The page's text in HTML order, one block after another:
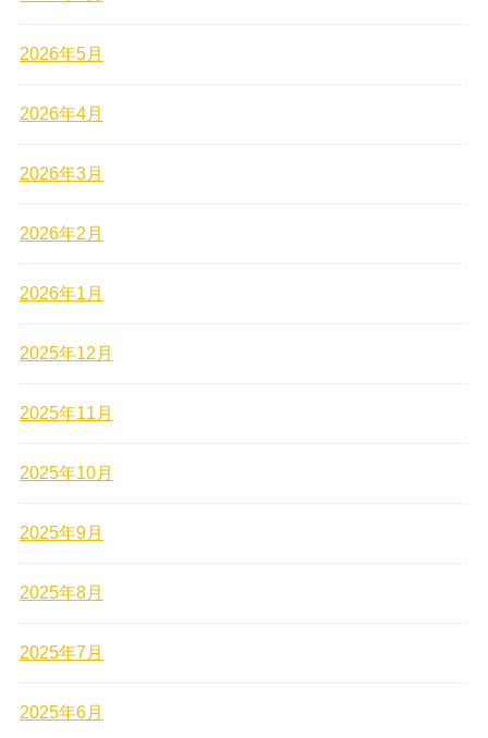
2026年5月
2026年4月
2026年3月
2026年2月
2026年1月
2025年12月
2025年11月
2025年10月
2025年9月
2025年8月
2025年7月
2025年6月